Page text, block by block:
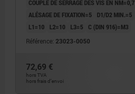
COUPLE DE SERRAGE DES VIS EN NM=0,7
ALÉSAGE DE FIXATION=5
D1/D2 MIN.=5
L1=10
L2=10 L3=5 C (DIN 916)=M3
Référence: 23023-0050
72,69 €
hors TVA
hors frais d’envoi